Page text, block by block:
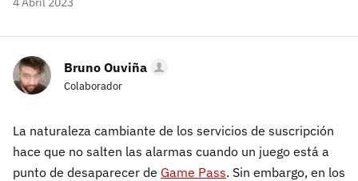
Bruno Ouviña
Colaborador
La naturaleza cambiante de los servicios de suscripción
hace que no salten las alarmas cuando un juego está a
punto de desaparecer de Game Pass. Sin embargo, en los